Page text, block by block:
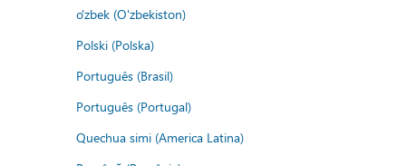
o'zbek (O'zbekiston)
Polski (Polska)
Português (Brasil)
Português (Portugal)
Quechua simi (America Latina)